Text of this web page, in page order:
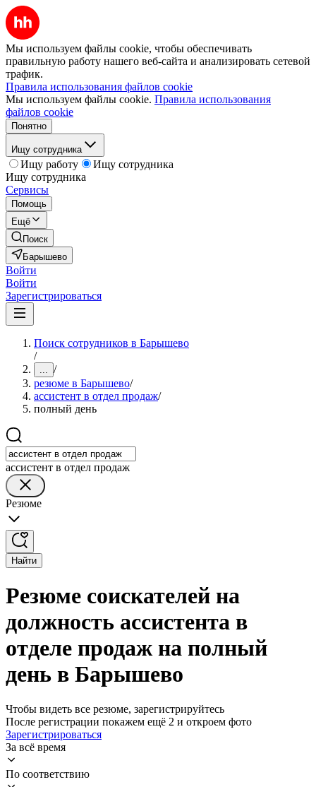
Мы используем файлы cookie, чтобы обеспечивать
правильную работу нашего веб-сайта и анализировать сетевой
трафик.
Правила использования файлов cookie
Мы используем файлы cookie. Правила использования
файлов cookie
Понятно
Ищу сотрудника
Ищу работу
Ищу сотрудника
Ищу сотрудника
Сервисы
Помощь
Ещё
Поиск
Барышево
Войти
Войти
Зарегистрироваться
Поиск сотрудников в Барышево
/
... /
резюме в Барышево/
ассистент в отдел продаж/
полный день
ассистент в отдел продаж
Резюме
Найти
Резюме соискателей на
должность ассистента в
отделе продаж на полный
день в Барышево
Чтобы видеть все резюме, зарегистрируйтесь
После регистрации покажем ещё 2 и откроем фото
Зарегистрироваться
За всё время
По соответствию